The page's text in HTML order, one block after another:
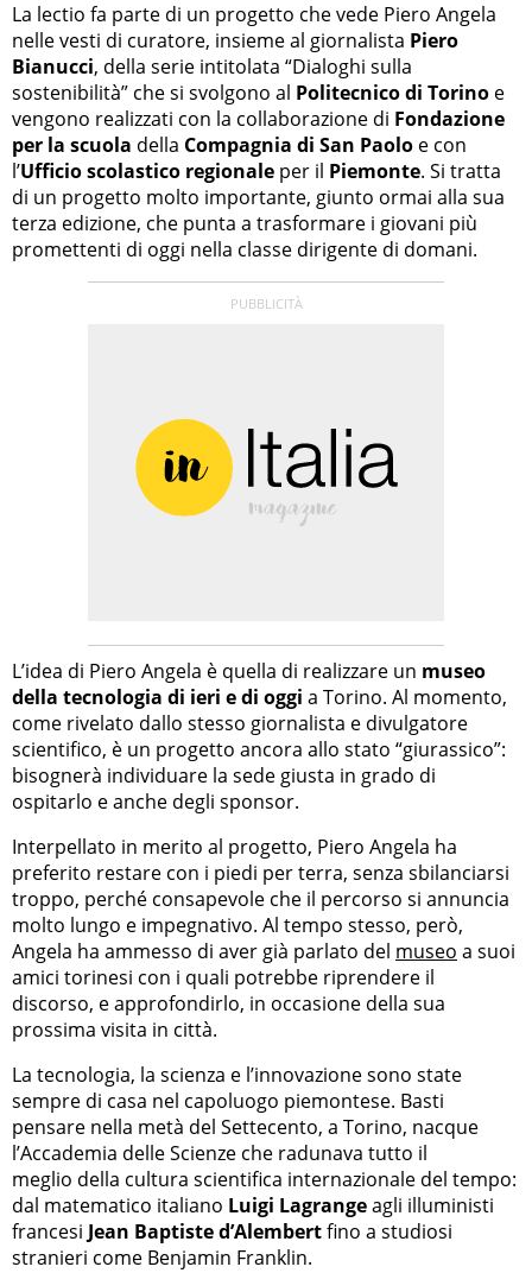
La lectio fa parte di un progetto che vede Piero Angela
nelle vesti di curatore, insieme al giornalista Piero
Bianucci, della serie intitolata “Dialoghi sulla
sostenibilità” che si svolgono al Politecnico di Torino e
vengono realizzati con la collaborazione di Fondazione
per la scuola della Compagnia di San Paolo e con
l’Ufficio scolastico regionale per il Piemonte. Si tratta
di un progetto molto importante, giunto ormai alla sua
terza edizione, che punta a trasformare i giovani più
promettenti di oggi nella classe dirigente di domani.
L’idea di Piero Angela è quella di realizzare un museo
della tecnologia di ieri e di oggi a Torino. Al momento,
come rivelato dallo stesso giornalista e divulgatore
scientifico, è un progetto ancora allo stato “giurassico”:
bisognerà individuare la sede giusta in grado di
ospitarlo e anche degli sponsor.
Interpellato in merito al progetto, Piero Angela ha
preferito restare con i piedi per terra, senza sbilanciarsi
troppo, perché consapevole che il percorso si annuncia
molto lungo e impegnativo. Al tempo stesso, però,
Angela ha ammesso di aver già parlato del museo a suoi
amici torinesi con i quali potrebbe riprendere il
discorso, e approfondirlo, in occasione della sua
prossima visita in città.
La tecnologia, la scienza e l’innovazione sono state
sempre di casa nel capoluogo piemontese. Basti
pensare nella metà del Settecento, a Torino, nacque
l’Accademia delle Scienze che radunava tutto il
meglio della cultura scientifica internazionale del tempo:
dal matematico italiano Luigi Lagrangeagli illuministi
francesi Jean Baptiste d’Alembertfino a studiosi
stranieri come Benjamin Franklin.